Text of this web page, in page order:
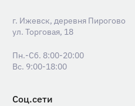
г. Ижевск, деревня Пирогово
ул. Торговая, 18
Пн.-Сб. 8:00-20:00
Вс. 9:00-18:00
Соц.сети